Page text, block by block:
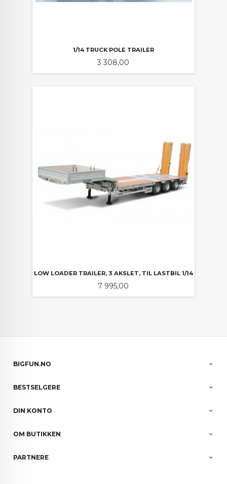
1/14 TRUCK POLE TRAILER
Pris
3 308,00
LOW LOADER TRAILER, 3 AKSLET, TIL LASTBIL 1/14
Pris
7 995,00
BIGFUN.NO
BESTSELGERE
DIN KONTO
OM BUTIKKEN
PARTNERE